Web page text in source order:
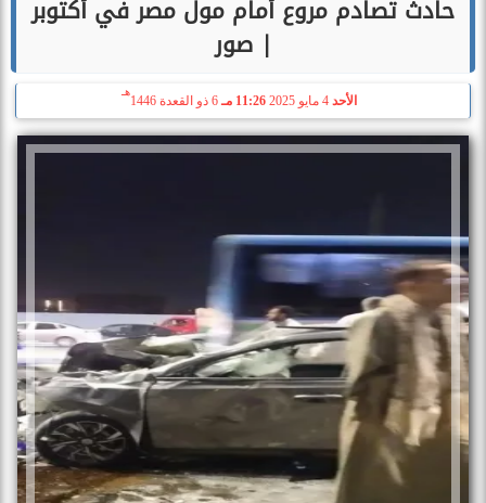
حادث تصادم مروع أمام مول مصر في أكتوبر
| صور
الأحد 4 مايو 2025 11:26 مـ 6 ذو القعدة 1446
هـ